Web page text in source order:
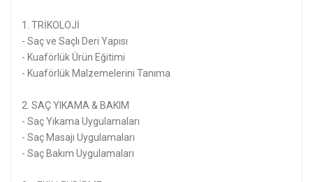
1. TRİKOLOJİ
- Saç ve Saçlı Deri Yapısı
- Kuaförlük Ürün Eğitimi
- Kuaförlük Malzemelerini Tanıma
2. SAÇ YIKAMA & BAKIM
- Saç Yıkama Uygulamaları
- Saç Masajı Uygulamaları
- Saç Bakım Uygulamaları